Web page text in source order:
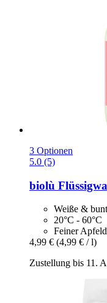
3 Optionen
5.0 (5)
biolù
Weiße &
20°C - 60°C
Feiner
4,99 € (4,99 € / l)
Zustellung bis 11.